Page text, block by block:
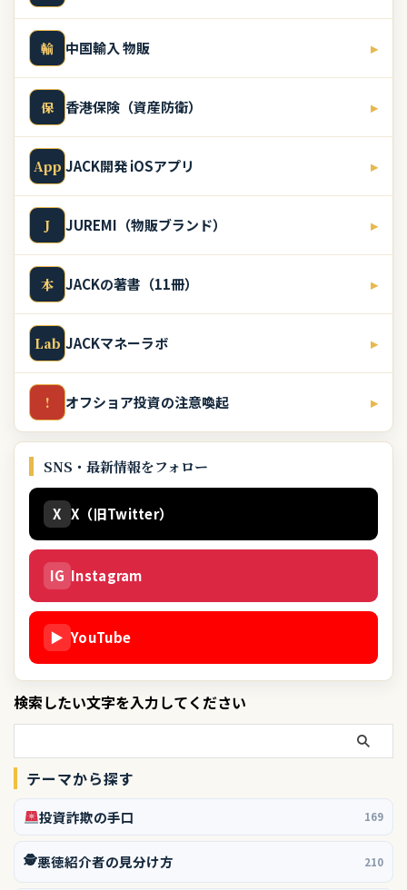
輸 中国輸入 物販 ▸
保 香港保険（資産防衛） ▸
App JACK開発 iOSアプリ ▸
J JUREMI（物販ブランド） ▸
本 JACKの著書（11冊） ▸
Lab JACKマネーラボ ▸
! オフショア投資の注意喚起 ▸
SNS・最新情報をフォロー
X X（旧Twitter）
IG Instagram
▶ YouTube
検索したい文字を入力してください
テーマから探す
投資詐欺の手口 169
🕵️悪徳紹介者の見分け方 210